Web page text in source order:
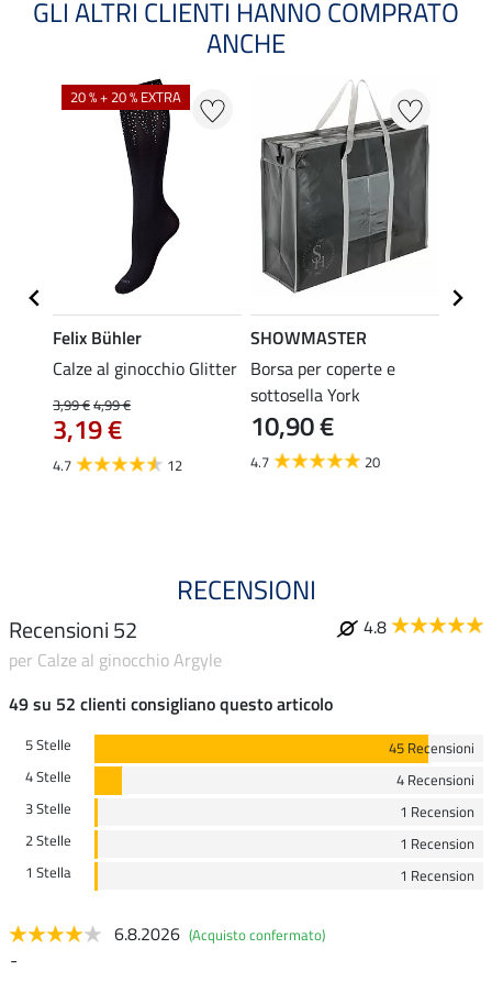
GLI ALTRI CLIENTI HANNO COMPRATO
ANCHE
20 % + 20 % EXTRA
Felix Bühler
Calze al ginocchio Glitter
3,99 €4,99 €
3,19 €
4.7 12
SHOWMASTER
Borsa per coperte e
sottosella York
10,90 €
4.7 20
RECENSIONI
Recensioni 52
4.8
per Calze al ginocchio Argyle
49 su 52 clienti consigliano questo articolo
5 Stelle
45 Recensioni
4 Stelle
4 Recensioni
3 Stelle
1 Recension
2 Stelle
1 Recension
1 Stella
1 Recension
6.8.2026 (Acquisto confermato)
-